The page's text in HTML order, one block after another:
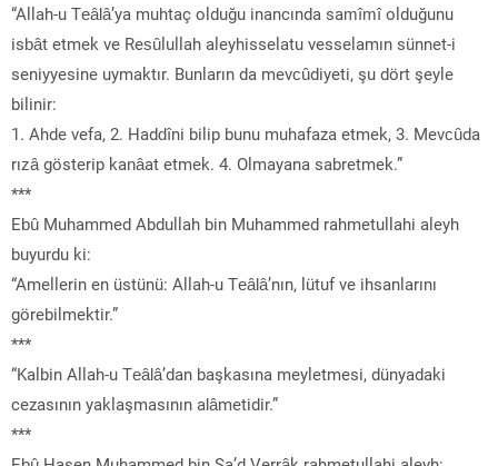
“Allah-u Teâlâ’ya muhtaç olduğu inancında samîmî olduğunu
isbât etmek ve Resûlullah aleyhisselatu vesselamın sünnet-i
seniyyesine uymaktır. Bunların da mevcûdiyeti, şu dört şeyle
bilinir:
1. Ahde vefa, 2. Haddîni bilip bunu muhafaza etmek, 3. Mevcûda
rızâ gösterip kanâat etmek. 4. Olmayana sabretmek.”
***
Ebû Muhammed Abdullah bin Muhammed rahmetullahi aleyh
buyurdu ki:
“Amellerin en üstünü: Allah-u Teâlâ’nın, lütuf ve ihsanlarını
görebilmektir.”
***
“Kalbin Allah-u Teâlâ’dan başkasına meyletmesi, dünyadaki
cezasının yaklaşmasının alâmetidir.”
***